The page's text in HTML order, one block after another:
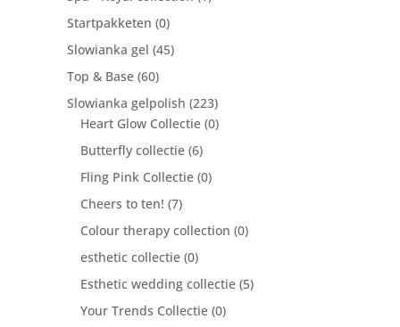
Startpakketen (0)
Slowianka gel (45)
Top & Base (60)
Slowianka gelpolish (223)
Heart Glow Collectie (0)
Butterfly collectie (6)
Fling Pink Collectie (0)
Cheers to ten! (7)
Colour therapy collection (0)
esthetic collectie (0)
Esthetic wedding collectie (5)
Your Trends Collectie (0)